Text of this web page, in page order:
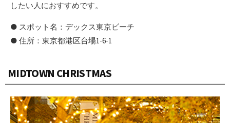
したい人におすすめです。
● スポット名：デックス東京ビーチ
● 住所：東京都港区台場1-6-1
MIDTOWN CHRISTMAS